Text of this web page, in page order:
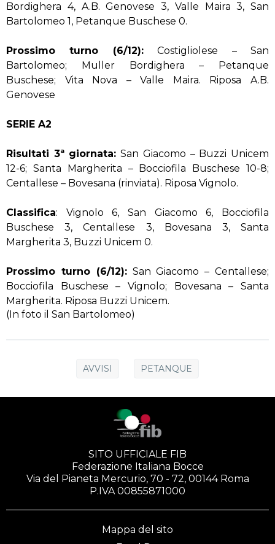
Bordighera 4, A.B. Genovese 3, Valle Maira 3, San
Bartolomeo 1, Petanque Buschese 0.
Prossimo turno (6/12):Costigliolese – San
Bartolomeo; Muller Bordighera – Petanque
Buschese; Vita Nova – Valle Maira. Riposa A.B.
Genovese
SERIE A2
Risultati 3ª giornata: San Giacomo – Buzzi Unicem
12-6; Santa Margherita – Bocciofila Buschese 10-8;
Centallese – Bovesana (rinviata). Riposa Vignolo.
Classifica: Vignolo 6, San Giacomo 6, Bocciofila
Buschese 3, Centallese 3, Bovesana 3, Santa
Margherita 3, Buzzi Unicem 0.
Prossimo turno (6/12):San Giacomo – Centallese;
Bocciofila Buschese – Vignolo; Bovesana – Santa
Margherita. Riposa Buzzi Unicem.
(In foto il San Bartolomeo)
AVVISI PETANQUE
SITO UFFICIALE FIB
Federazione Italiana Bocce
Via del Pianeta Mercurio, 70 - 72, 00144 Roma
P.IVA 00855871000
Mappa del sito